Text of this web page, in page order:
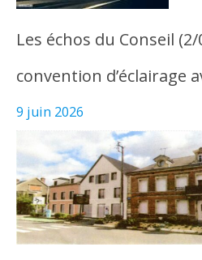
Les échos du Conseil
convention d’éclairage
9 juin 2026